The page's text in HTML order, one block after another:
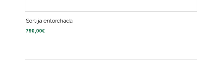
Sortija entorchada
790,00€